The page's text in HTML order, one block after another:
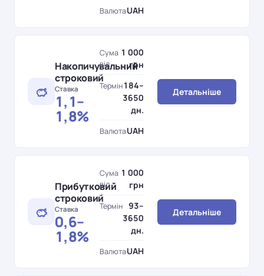
ВалютаUAH
Накопичувальний
строковий
Ставка
1,1–
1,8%
Сума
від
1 000
грн
Термін184–
3650
дн.
ВалютаUAH
Детальніше
Прибутковий
строковий
Ставка
0,6–
1,8%
Сума
від
1 000
грн
Термін
93–
3650
дн.
ВалютаUAH
Детальніше